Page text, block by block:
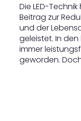
Die LED-
Beitrag zur
und der
geleistet. In den
immer
geworden.